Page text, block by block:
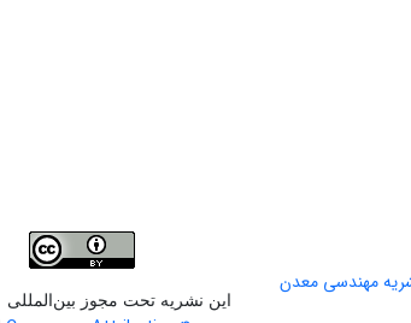
این نشریه تحت مجوز بین‌المللی